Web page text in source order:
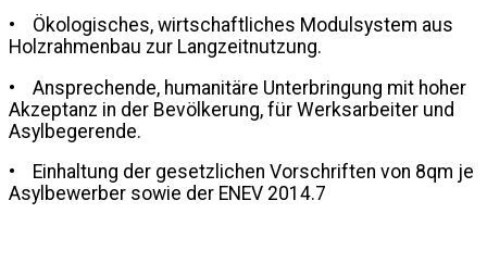
• Ökologisches, wirtschaftliches Modulsystem aus
Holzrahmenbau zur Langzeitnutzung.
• Ansprechende, humanitäre Unterbringung mit hoher
Akzeptanz in der Bevölkerung, für Werksarbeiter und
Asylbegerende.
• Einhaltung der gesetzlichen Vorschriften von 8qm je
Asylbewerber sowie der ENEV 2014.7